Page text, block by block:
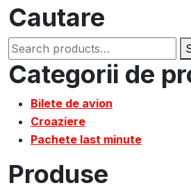
Cautare
Search
for:
Categorii de
Bilete de avion
Croaziere
Pachete last minute
Produse